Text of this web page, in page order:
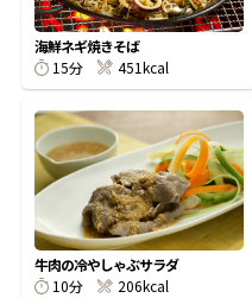
楽チン屋®
割烹白だしレシピ特集
かつおだしが決め手！簡
海鮮ネギ焼きそば
15分
451kcal
牛肉の冷やしゃぶサラダ
10分
206kcal